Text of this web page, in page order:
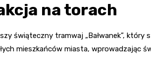
na torach
świąteczny tramwaj „Bałwanek”,
mieszkańców miasta, wprowadzając